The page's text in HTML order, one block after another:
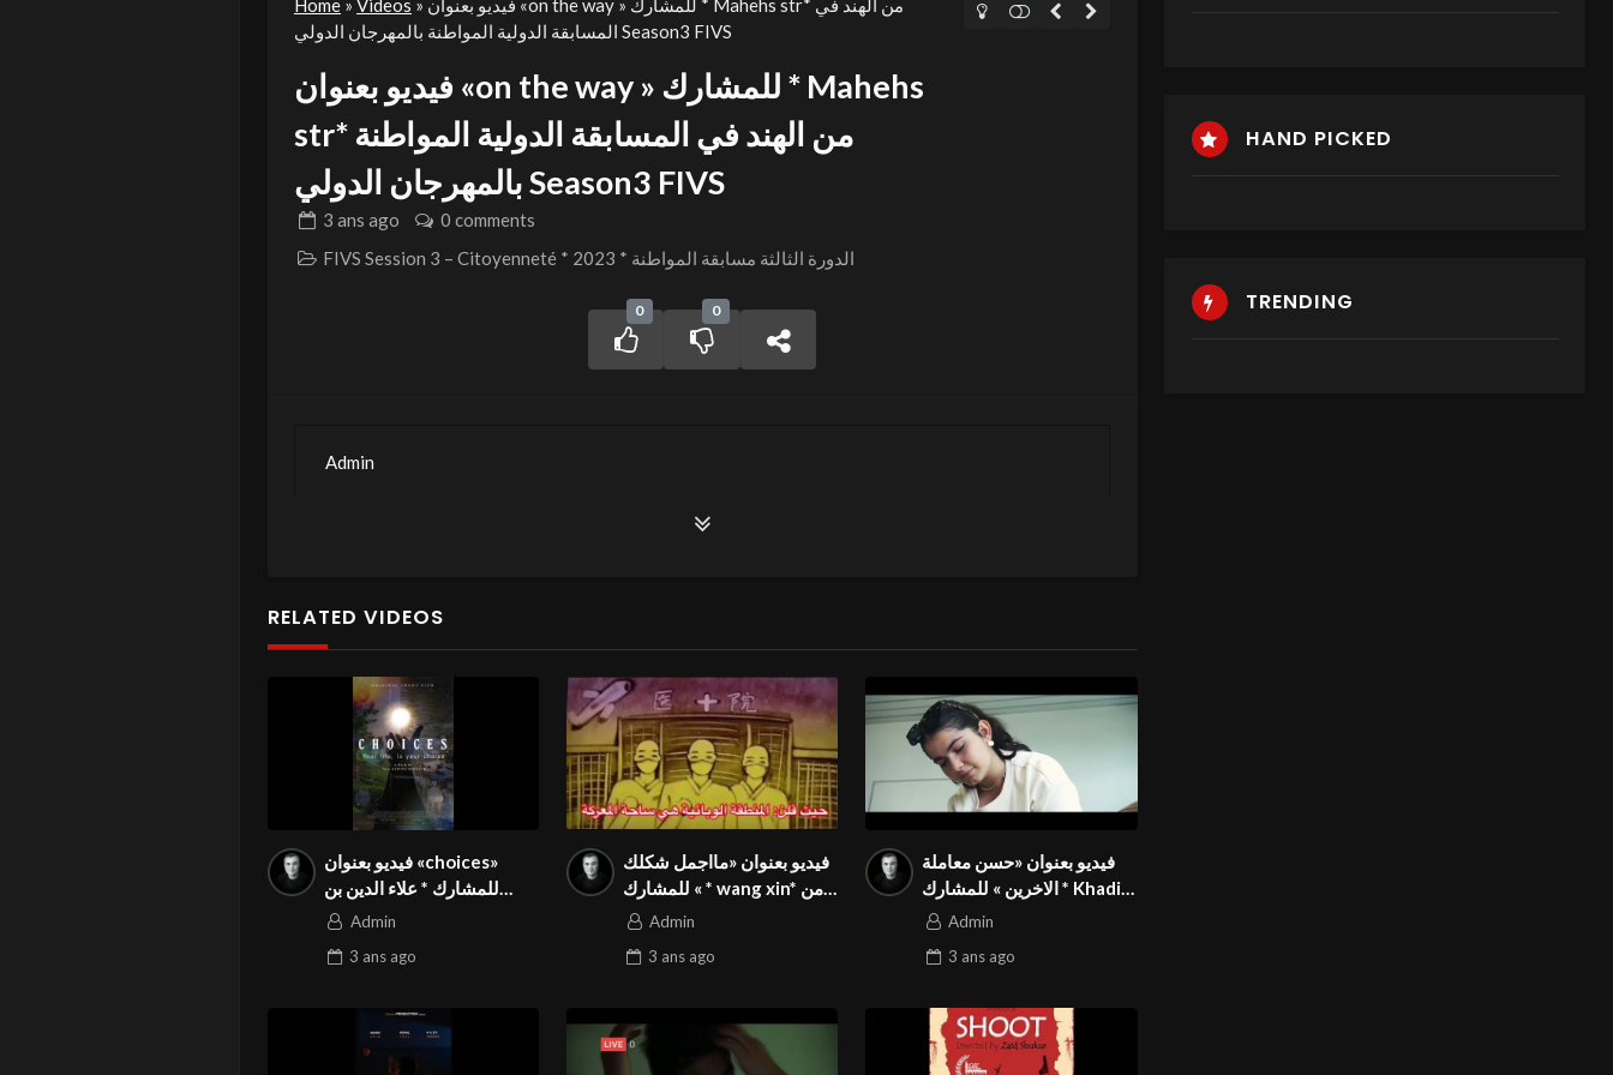
Home » Videos » فيديو بعنوان «on the way » للمشارك * Mahehs str* من الهند في
المسابقة الدولية المواطنة بالمهرجان الدولي Season3 FIVS
فيديو بعنوان «on the way » للمشارك * Mahehs
str* من الهند في المسابقة الدولية المواطنة
بالمهرجان الدولي Season3 FIVS
3 ans ago
0 comments
FIVS Session 3 – Citoyenneté * 2023 * الدورة الثالثة مسابقة المواطنة
0 0
Admin
RELATED VIDEOS
فيديو بعنوان «choices»
للمشارك * علاء الدين بن
عالية* من الجزائر في
بالمهرجان الدولي Season3
Admin
3 ans ago
فيديو بعنوان «مااجمل شكلك
» للمشارك * wang xin* من
الصين في المسابقة الدولية
Season3 FIVS
Admin
3 ans ago
فيديو بعنوان «حسن معاملة
الاخرين » للمشارك * Khadim
Hussain Byhnam* من
المواطنة بالمهرجان الدولي
Admin
3 ansago
HAND PICKED
TRENDING